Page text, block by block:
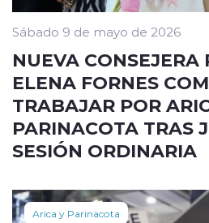
Sábado 9 de mayo de 2026
NUEVA CONSEJERA
ELENA FORNES
TRABAJAR POR
PARINACOTA TRAS
SESIÓN ORDINARIA
Arica y Parinacota